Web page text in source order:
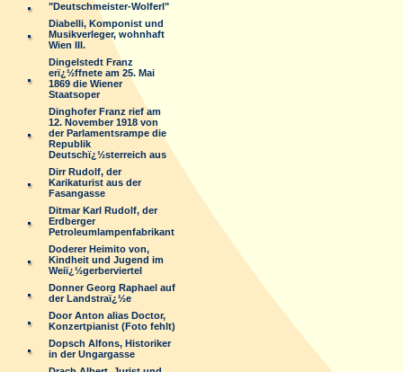
"Deutschmeister-Wolferl"
Diabelli, Komponist und
Musikverleger, wohnhaft
Wien III.
Dingelstedt Franz
erï¿½ffnete am 25. Mai
1869 die Wiener
Staatsoper
Dinghofer Franz rief am
12. November 1918 von
der Parlamentsrampe die
Republik
Deutschï¿½sterreich aus
Dirr Rudolf, der
Karikaturist aus der
Fasangasse
Ditmar Karl Rudolf, der
Erdberger
Petroleumlampenfabrikant
Doderer Heimito von,
Kindheit und Jugend im
Weiï¿½gerberviertel
Donner Georg Raphael auf
der Landstraï¿½e
Door Anton alias Doctor,
Konzertpianist (Foto fehlt)
Dopsch Alfons, Historiker
in der Ungargasse